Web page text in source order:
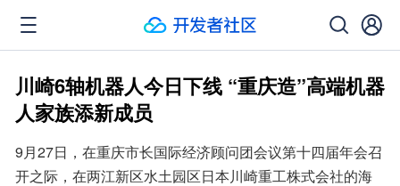
川崎6轴机器人今日下线 “重庆造”高端机器
人家族添新成员
9月27日，在重庆市长国际经济顾问团会议第十四届年会召
开之际，在两江新区水土园区日本川崎重工株式会社的海